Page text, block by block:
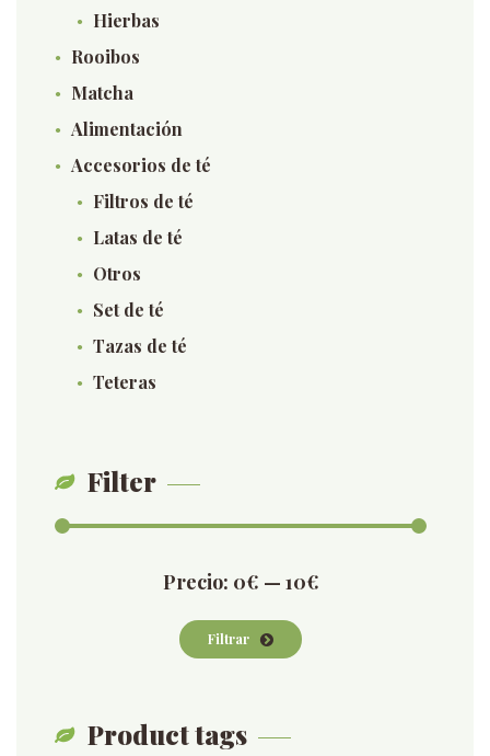
Hierbas
Rooibos
Matcha
Alimentación
Accesorios de té
Filtros de té
Latas de té
Otros
Set de té
Tazas de té
Teteras
Filter
Filtrar
Precio: 0€ — 10€
Product tags